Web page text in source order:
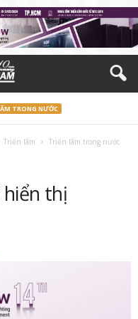
TRONG NƯỚC
Triển lãm Triển lãm trong nước
thị